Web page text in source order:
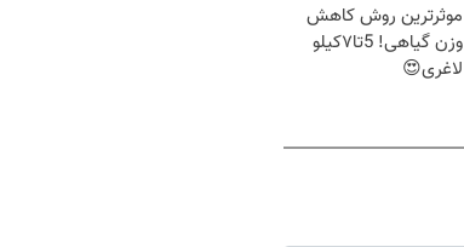
موثرترین روش کاهش
وزن گیاهی! 5تا۷کیلو
لاغری😍